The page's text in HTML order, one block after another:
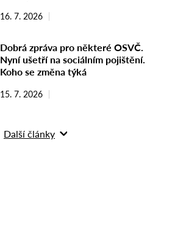
16. 7. 2026
Dobrá zpráva pro některé OSVČ.
Nyní ušetří na sociálním pojištění.
Koho se změna týká
15. 7. 2026
Další články